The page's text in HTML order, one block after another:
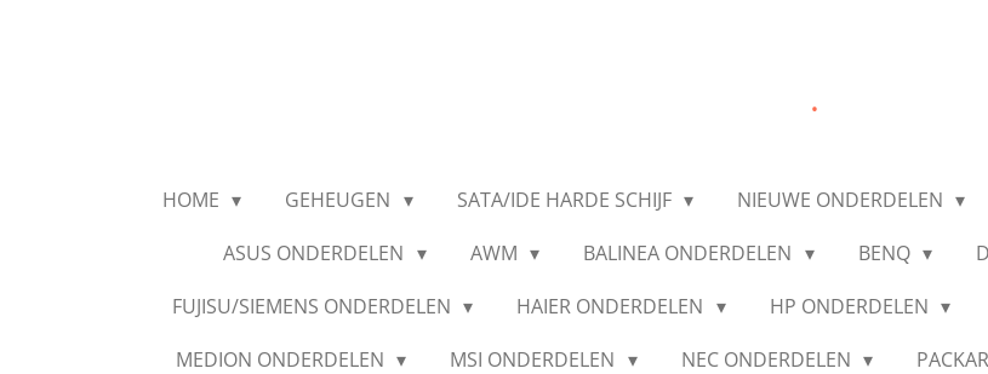
.
HOME GEHEUGEN SATA/IDE HARDE SCHIJF NIEUWE ONDERDELEN
ASUS ONDERDELEN
AWM BALINEA ONDERDELEN BENQ
FUJISU/SIEMENS ONDERDELEN
HAIER ONDERDELEN HP ONDERDELEN
MEDION ONDERDELEN
MSI ONDERDELEN NEC ONDERDELEN